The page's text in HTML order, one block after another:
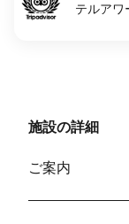
テルアワ
施設の詳細
ご案内